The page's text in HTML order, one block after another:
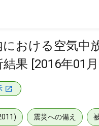
おける空気中
果 [2016年01
震災への備え